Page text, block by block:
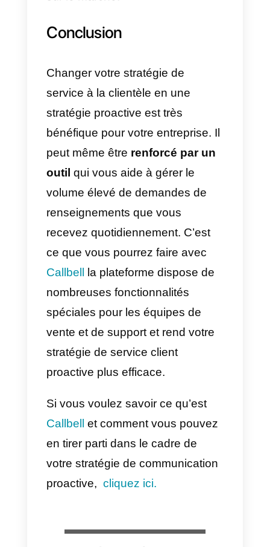
rapides, faciles d’accès et
efficaces.
c) Écoutez vos clients et facilitez
l’interaction.
corriger et les communiquer au
client.
e) Proposer un contenu éducatif
qui répond aux questions
fréquemment posées.
Mettre en place un service
client omnicanal
L’omni-canalest une stratégie
dans laquelle différents canaux
de communication sont utilisés.
consommateur utilise différents